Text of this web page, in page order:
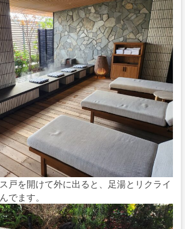
戸を開けて外に出ると、足湯とリクライ
でます。